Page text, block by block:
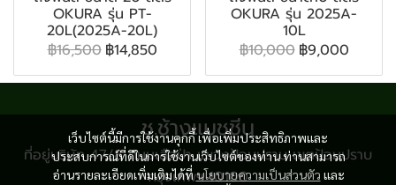
OKURA รุ่น PT-
20L(2025A-20L)
฿16,500 ฿14,850
OKURA รุ่น 2025A-
10L
฿10,000 ฿9,000
เว็บไซต์นี้มีการใช้งานคุกกี้ เพื่อเพิ่มประสิทธิภาพและ
ประสบการณ์ที่ดีในการใช้งานเว็บไซต์ของท่าน ท่านสามารถ
อ่านรายละเอียดเพิ่มเติมได้ที่นโยบายความเป็นส่วนตัว และ
ช.ช้างแมชชีน
ที่อยู่บริษัท 47/8 ถนนเสือป่า แขวงป้อมปราบ เขตป้อมปราบ
กรุงเทพฯ 10100